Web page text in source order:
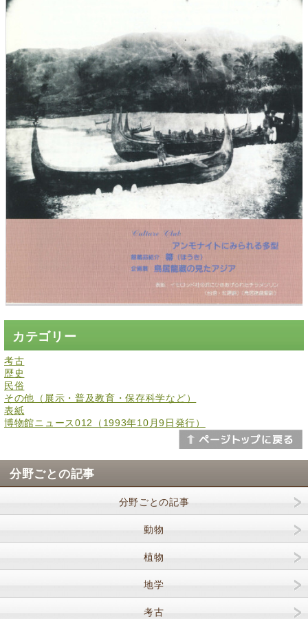
カテゴリー
考古
歴史
民俗
その他（展示・普及教育・保存科学など）
表紙
博物館ニュース012（1993年10月9日発行）
分野ごとの記事
分野ごとの記事
動物
植物
地学
考古